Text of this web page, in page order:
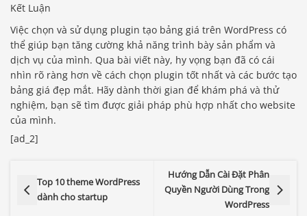
Kết Luận
Việc chọn và sử dụng plugin tạo bảng giá trên WordPress có
thể giúp bạn tăng cường khả năng trình bày sản phẩm và
dịch vụ của mình. Qua bài viết này, hy vọng bạn đã có cái
nhìn rõ ràng hơn về cách chọn plugin tốt nhất và các bước tạo
bảng giá đẹp mắt. Hãy dành thời gian để khám phá và thử
nghiệm, bạn sẽ tìm được giải pháp phù hợp nhất cho website
của mình.
[ad_2]
Top 10 theme WordPress
dành cho startup
Hướng Dẫn Cài Đặt Phân
Quyền Người Dùng Trong
WordPress